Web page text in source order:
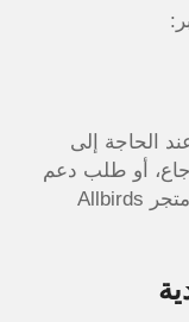
الحاجة إلى
أو طلب دعم
إضافي بخصوص أي منتج تم شراؤه من متجر Allbirds